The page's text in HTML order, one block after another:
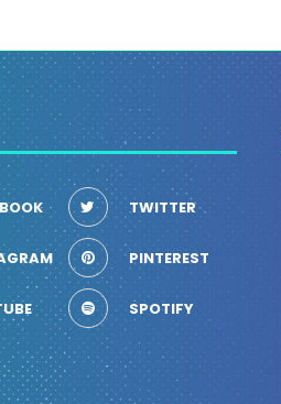
TWITTER
PINTEREST
SPOTIFY